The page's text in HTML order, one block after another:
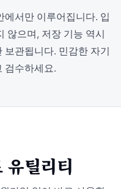
에서만 이루어집니다. 입
않으며, 저장 기능 역시
관됩니다. 민감한 자기
검수하세요.
유틸리티